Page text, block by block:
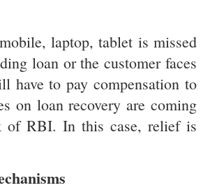
laptop, tablet is missed
loan or the customer faces
have to pay compensation to
on loan recovery are coming
of RBI. In this case, relief is